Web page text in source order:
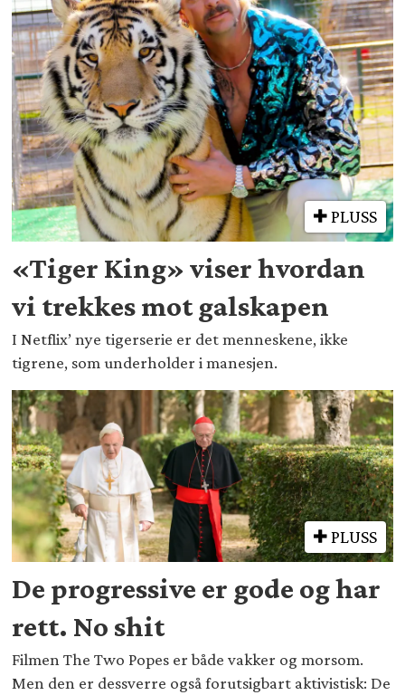
PLUSS
«Tiger King» viser hvordan
vi trekkes mot galskapen
I Netflix’ nye tigerserie er det menneskene, ikke
tigrene, som underholder i manesjen.
PLUSS
De progressive er gode og har
rett. No shit
Filmen The Two Popes er både vakker og morsom.
Men den er dessverre også forutsigbart aktivistisk: De